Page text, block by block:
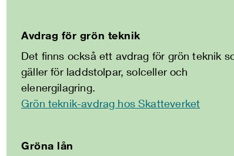
Avdrag för grön teknik
Det finns också ett avdrag för grön teknik
gäller för laddstolpar, solceller och
elenergilagring.
Grön teknik-avdrag hos Skatteverket
Gröna lån